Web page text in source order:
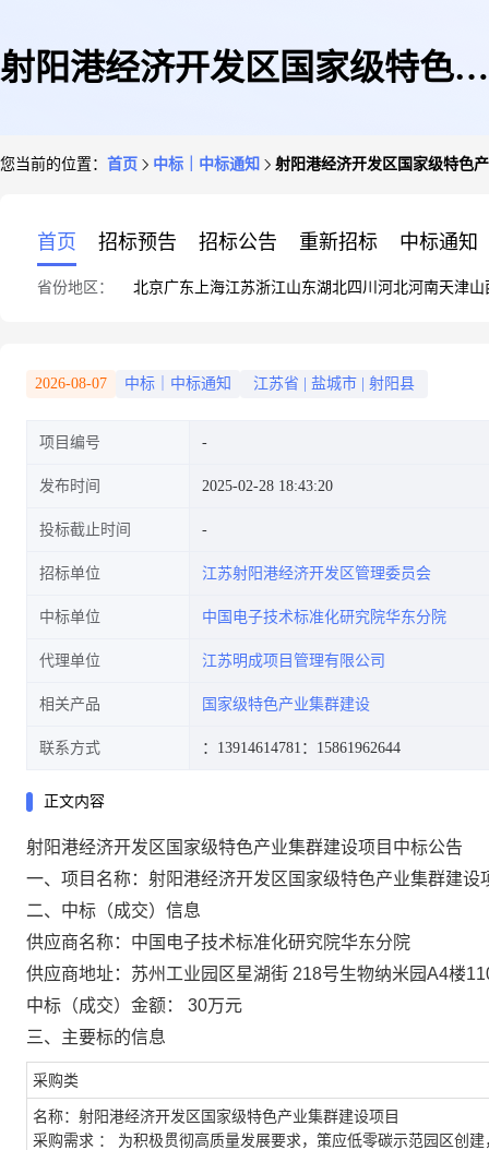
射阳港经济开发区国家级特色产
您当前的位置： 首页 中标｜中标通知 射阳港经济开发区国家级特色
首页 招标预告 招标公告 重新招标 中标通知
省份地区： 北京广东 上海江苏浙江山东湖北四川 河北河南天津山
2026-08-07 中标｜中标通知 江苏省 盐城市 射阳县
项目编号
发布时间 2025-02-28 18:43:20
投标截止时间
招标单位 江苏射阳港经济开发区管理委员会
中标单位 中国电子技术标准化研究院华东分院
代理单位 江苏明成项目管理有限公司
相关产品 国家级特色产业集群建设
联系方式 ：13914614781 ：15861962644
正文内容
射阳港经济开发区国家级特色产业集群建设项目中标公告
一、项目名称：射阳港经济开发区国家级特色产业集群建设
二、中标（成交）信息
供应商名称：中国电子技术标准化研究院华东分院
供应商地址：苏州工业园区星湖街 218号生物纳米园A4楼
中标（成交）金额： 30万元
三、主要标的信息
采购类
名称：射阳港经济开发区国家级特色产业集群建设项目
采购需求 ： 为积极贯彻高质量发展要求，策应低零碳示范园区创